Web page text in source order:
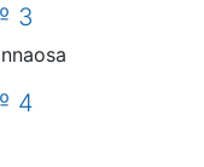
3
4